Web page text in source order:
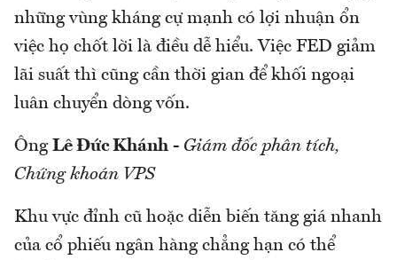
những vùng kháng cự mạnh có lợi nhuận ổn
việc họ chốt lời là điều dễ hiểu. Việc FED giảm
lãi suất thì cũng cần thời gian để khối ngoại
luân chuyển dòng vốn.
Ông Lê Đức Khánh - Giám đốc phân tích,
Chứng khoán VPS
Khu vực đỉnh cũ hoặc diễn biến tăng giá nhanh
của cổ phiếu ngân hàng chẳng hạn có thể